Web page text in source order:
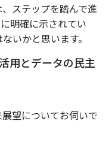
ステップを踏んで進
明確に示されてい
いかと思います。
用とデータの民主
望についてお伺いで